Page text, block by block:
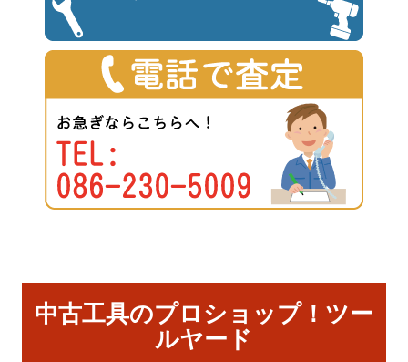
中古工具のプロショップ！ツー
ルヤード